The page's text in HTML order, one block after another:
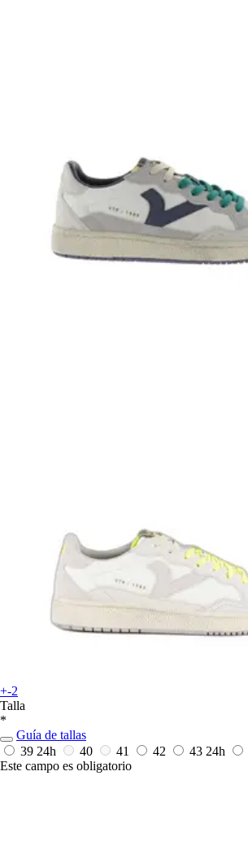
+-2
Talla
*
Guía de tallas
39 24h 40 41 42 43 24h
Este campo es obligatorio